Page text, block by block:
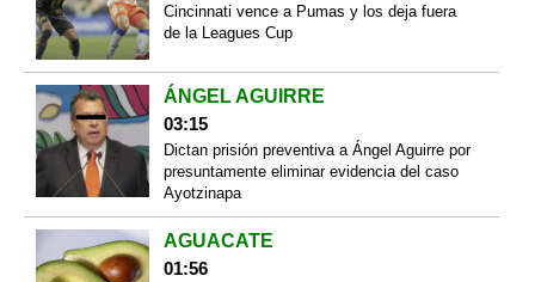
Cincinnati vence a Pumas y los deja fuera
de la Leagues Cup
ÁNGEL AGUIRRE
03:15
Dictan prisión preventiva a Ángel Aguirre por
presuntamente eliminar evidencia del caso
Ayotzinapa
AGUACATE
01:56